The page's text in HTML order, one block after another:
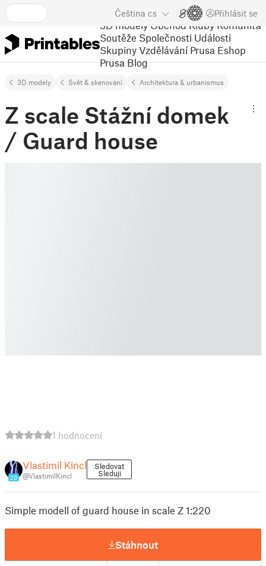
Čeština cs Přihlásit se
3D modely Obchod Kluby Komunita
Soutěže Společnosti Události
Skupiny Vzdělávání Prusa Eshop
Prusa Blog
3D modely Svět & skenování Architektura & urbanismus
Z scale Stážní domek
/ Guard house
1 hodnocení
20
Vlastimil Kincl
@VlastimilKincl
Sledovat
Sleduji
Simple modell of guard house in scale Z 1:220
Stáhnout